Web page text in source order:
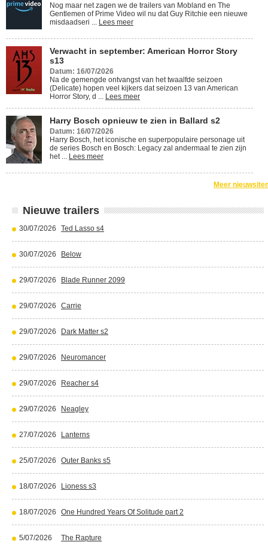
Nog maar net zagen we de trailers van Mobland en The
Gentlemen of Prime Video wil nu dat Guy Ritchie een nieuwe
misdaadseri ... Lees meer
Verwacht in september: American Horror Story
s13
Datum: 16/07/2026
Na de gemengde ontvangst van het twaalfde seizoen
(Delicate) hopen veel kijkers dat seizoen 13 van American
Horror Story, d ... Lees meer
Harry Bosch opnieuw te zien in Ballard s2
Datum: 16/07/2026
Harry Bosch, het iconische en superpopulaire personage uit
de series Bosch en Bosch: Legacy zal andermaal te zien zijn
het ... Lees meer
Meer
Nieuwe trailers
30/07/2026 Ted Lasso s4
30/07/2026 Below
29/07/2026 Blade Runner 2099
29/07/2026 Carrie
29/07/2026 Dark Matter s2
29/07/2026 Neuromancer
29/07/2026 Reacher s4
29/07/2026 Neagley
27/07/2026 Lanterns
25/07/2026 Outer Banks s5
18/07/2026 Lioness s3
18/07/2026 One Hundred Years Of Solitude part 2
5/07/2026 The Rapture